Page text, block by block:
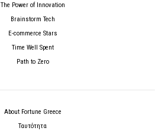
The Power of Innovation
Brainstorm Tech
E-commerce Stars
Time Well Spent
Path to Zero
About Fortune Greece
Ταυτότητα